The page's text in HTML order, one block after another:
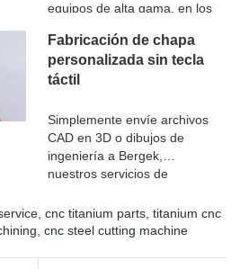
equipos de alta gama, en los
es muy importante.
Fabricación de chapa
personalizada sin tecla
táctil
Simplemente envíe archivos
CAD en 3D o dibujos de
ingeniería a Bergek,
nuestros servicios de
metálica brindan una
solución rápida y rentable
cnc titanium parts titanium cnc
cnc steel cutting machine